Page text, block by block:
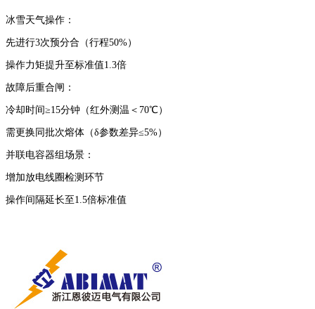
冰雪天气操作：
先进行3次预分合（行程50%）
操作力矩提升至标准值1.3倍
故障后重合闸：
冷却时间≥15分钟（红外测温＜70℃）
需更换同批次熔体（δ参数差异≤5%）
并联电容器组场景：
增加放电线圈检测环节
操作间隔延长至1.5倍标准值